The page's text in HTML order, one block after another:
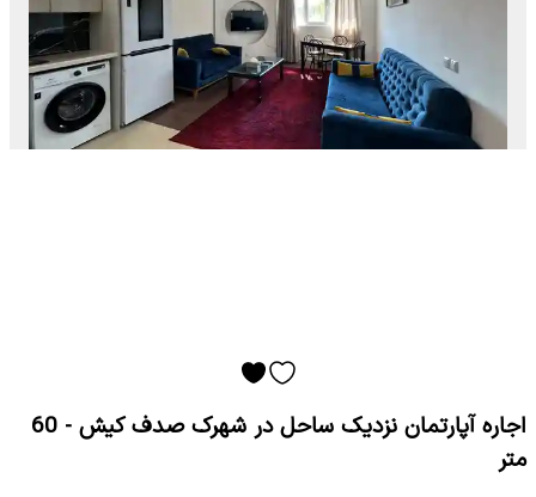
اجاره آپارتمان نزدیک ساحل در شهرک صدف کیش - 60
متر